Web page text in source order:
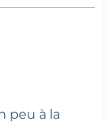
peu à la